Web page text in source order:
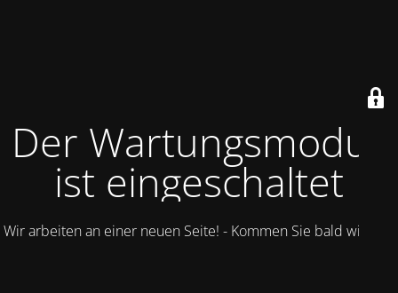
Der Wartungsmodus
ist eingeschaltet
Wir arbeiten an einer neuen Seite! - Kommen Sie bald wieder.